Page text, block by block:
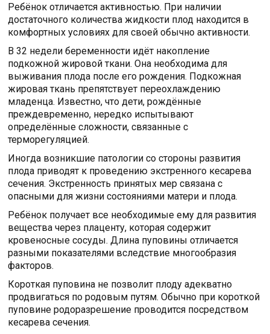
Ребёнок отличается активностью. При наличии
достаточного количества жидкости плод находится в
комфортных условиях для своей обычно активности.
В 32 недели беременности идёт накопление
подкожной жировой ткани. Она необходима для
выживания плода после его рождения. Подкожная
жировая ткань препятствует переохлаждению
младенца. Известно, что дети, рождённые
преждевременно, нередко испытывают
определённые сложности, связанные с
терморегуляцией.
Иногда возникшие патологии со стороны развития
плода приводят к проведению экстренного кесарева
сечения. Экстренность принятых мер связана с
опасными для жизни состояниями матери и плода.
Ребёнок получает все необходимые ему для развития
вещества через плаценту, которая содержит
кровеносные сосуды. Длина пуповины отличается
разными показателями вследствие многообразия
факторов.
Короткая пуповина не позволит плоду адекватно
продвигаться по родовым путям. Обычно при короткой
пуповине родоразрешение проводится посредством
кесарева сечения.